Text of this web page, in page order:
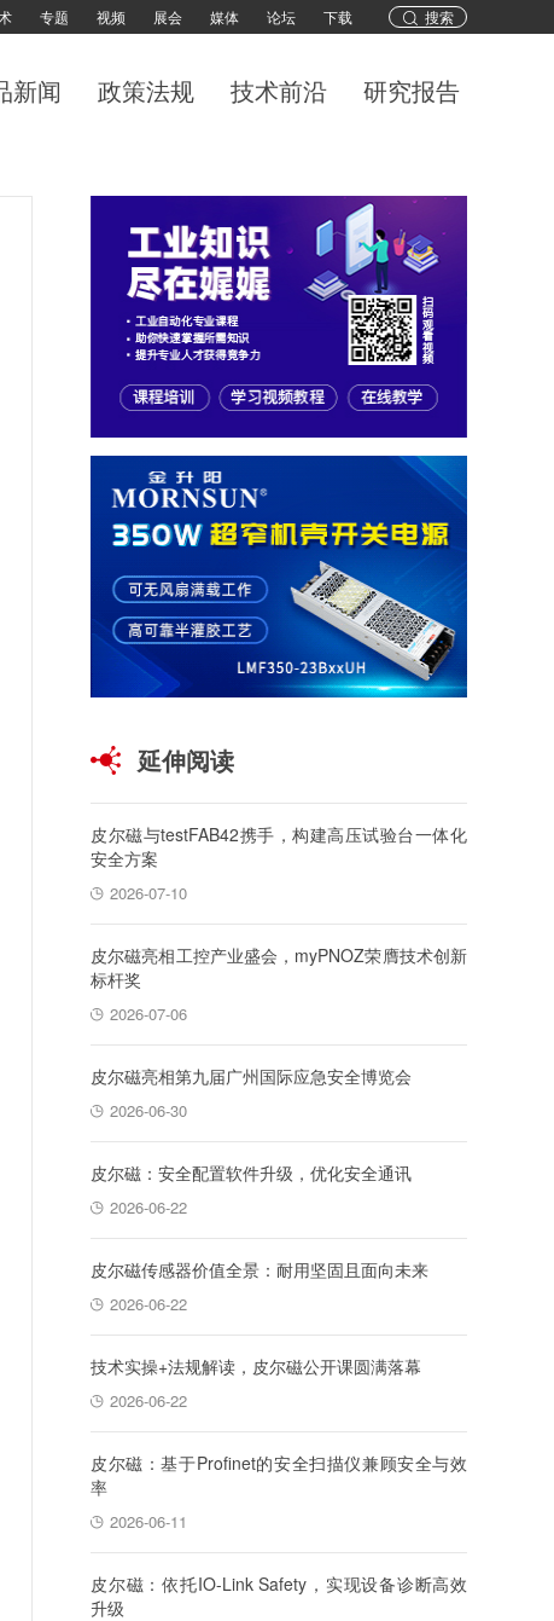
搜索
专题 视频 展会 媒体 论坛 下载
新闻 政策法规 技术前沿 研究报告
延伸阅读
皮尔磁与testFAB42携手，构建高压试验台一体化
安全方案
2026-07-10
皮尔磁亮相工控产业盛会，myPNOZ荣膺技术创新
标杆奖
2026-07-06
皮尔磁亮相第九届广州国际应急安全博览会
2026-06-30
皮尔磁：安全配置软件升级，优化安全通讯
2026-06-22
皮尔磁传感器价值全景：耐用坚固且面向未来
2026-06-22
技术实操+法规解读，皮尔磁公开课圆满落幕
2026-06-22
皮尔磁：基于Profinet的安全扫描仪兼顾安全与效
率
2026-06-11
皮尔磁：依托IO-Link Safety，实现设备诊断高效
升级